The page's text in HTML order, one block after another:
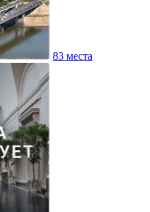
83 места